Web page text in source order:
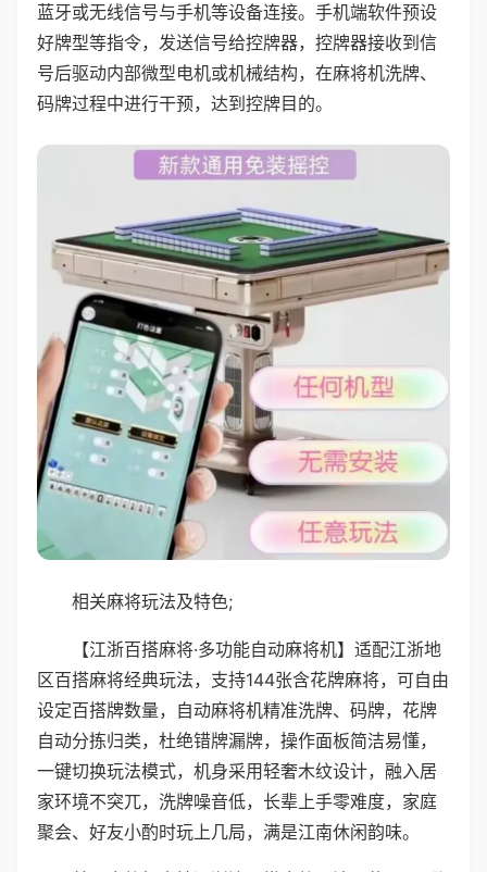
蓝牙或无线信号与手机等设备连接。手机端软件预设
好牌型等指令，发送信号给控牌器，控牌器接收到信
号后驱动内部微型电机或机械结构，在麻将机洗牌、
码牌过程中进行干预，达到控牌目的。
相关麻将玩法及特色;
【江浙百搭麻将·多功能自动麻将机】适配江浙地
区百搭麻将经典玩法，支持144张含花牌麻将，可自由
设定百搭牌数量，自动麻将机精准洗牌、码牌，花牌
自动分拣归类，杜绝错牌漏牌，操作面板简洁易懂，
一键切换玩法模式，机身采用轻奢木纹设计，融入居
家环境不突兀，洗牌噪音低，长辈上手零难度，家庭
聚会、好友小酌时玩上几局，满是江南休闲韵味。